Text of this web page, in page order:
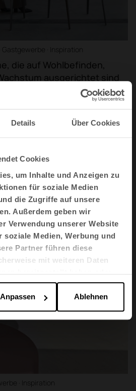
Details Über Cookies
Cookies
um Inhalte und Anzeigen zu
für soziale Medien
die Zugriffe auf unsere
Außerdem geben wir
Verwendung unserer Website
soziale Medien, Werbung und
Partner führen diese
mit weiteren Daten
bereitgestellt haben oder
Nutzung der Dienste
Anpassen Ablehnen
· Inspiration
die auf Wohlbefinden,
ausgerichtet sind
Experten die wichtigsten
2026, wie zum Beispiel regeneratives
· Inspiration